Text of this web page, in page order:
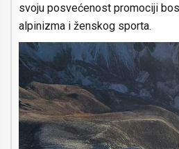
svoju posvećenost promociji
alpinizma i ženskog sporta.